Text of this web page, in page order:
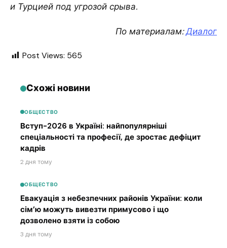
и Турцией под угрозой срыва.
По материалам:Диалог
Post Views: 565
Схожі новини
ОБЩЕСТВО
Вступ-2026 в Україні: найпопулярніші
спеціальності та професії, де зростає дефіцит
кадрів
2 дня тому
ОБЩЕСТВО
Евакуація з небезпечних районів України: коли
сім’ю можуть вивезти примусово і що
дозволено взяти із собою
3 дня тому